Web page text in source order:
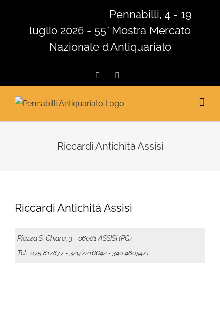
contenuto
Pennabilli, 4 - 19
luglio 2026 - 55° Mostra Mercato
Nazionale d'Antiquariato
Facebook
Riccardi Antichità Assisi
Riccardi Antichità Assisi
Piazza S. Chiara, 3 - 06081 ASSISI (PG)
Tel.: 075 812877- 329 2216642 - 340 4805421